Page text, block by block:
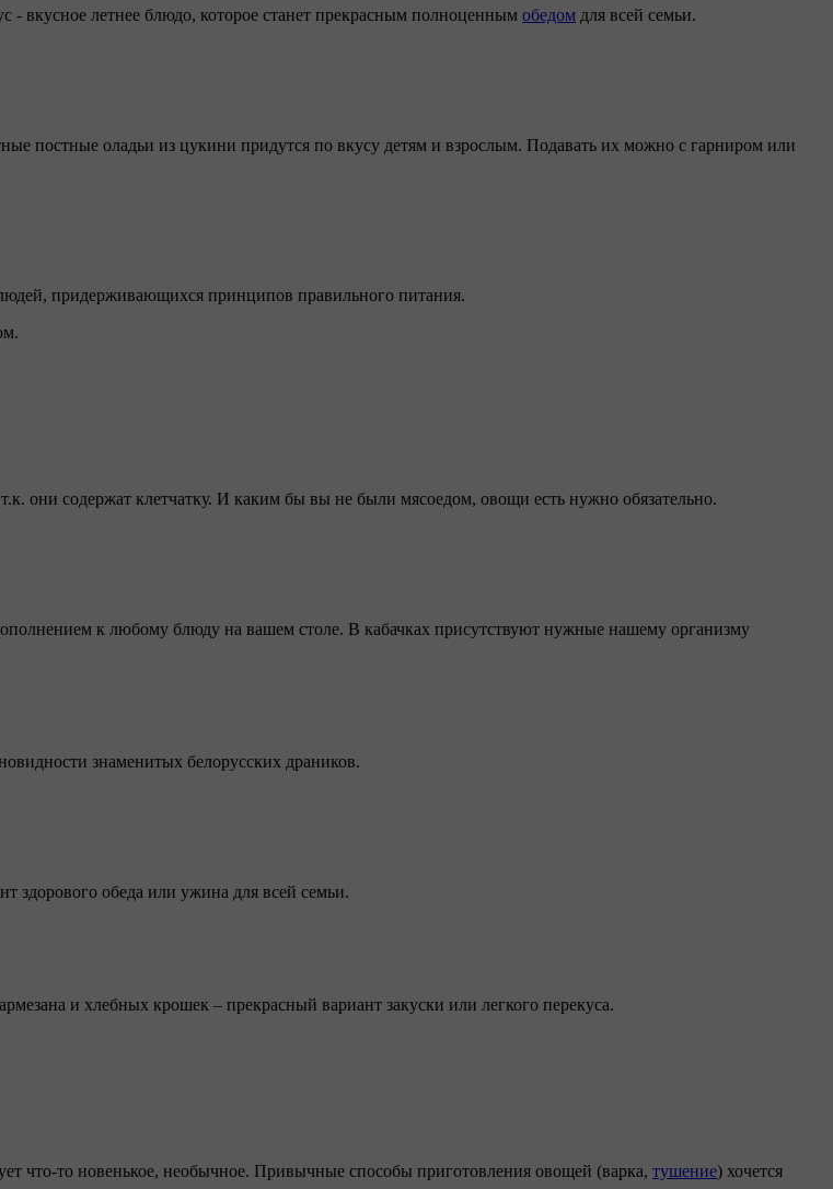
- вкусное летнее блюдо, которое станет прекрасным полноценным обедом для всей семьи.
постные оладьи из цукини придутся по вкусу детям и взрослым. Подавать их можно с гарниром или
придерживающихся принципов правильного питания.
они содержат клетчатку. И каким бы вы не были мясоедом, овощи есть нужно обязательно.
к любому блюду на вашем столе. В кабачках присутствуют нужные нашему организму
знаменитых белорусских драников.
здорового обеда или ужина для всей семьи.
и хлебных крошек – прекрасный вариант закуски или легкого перекуса.
что-то новенькое, необычное. Привычные способы приготовления овощей (варка, тушение) хочется